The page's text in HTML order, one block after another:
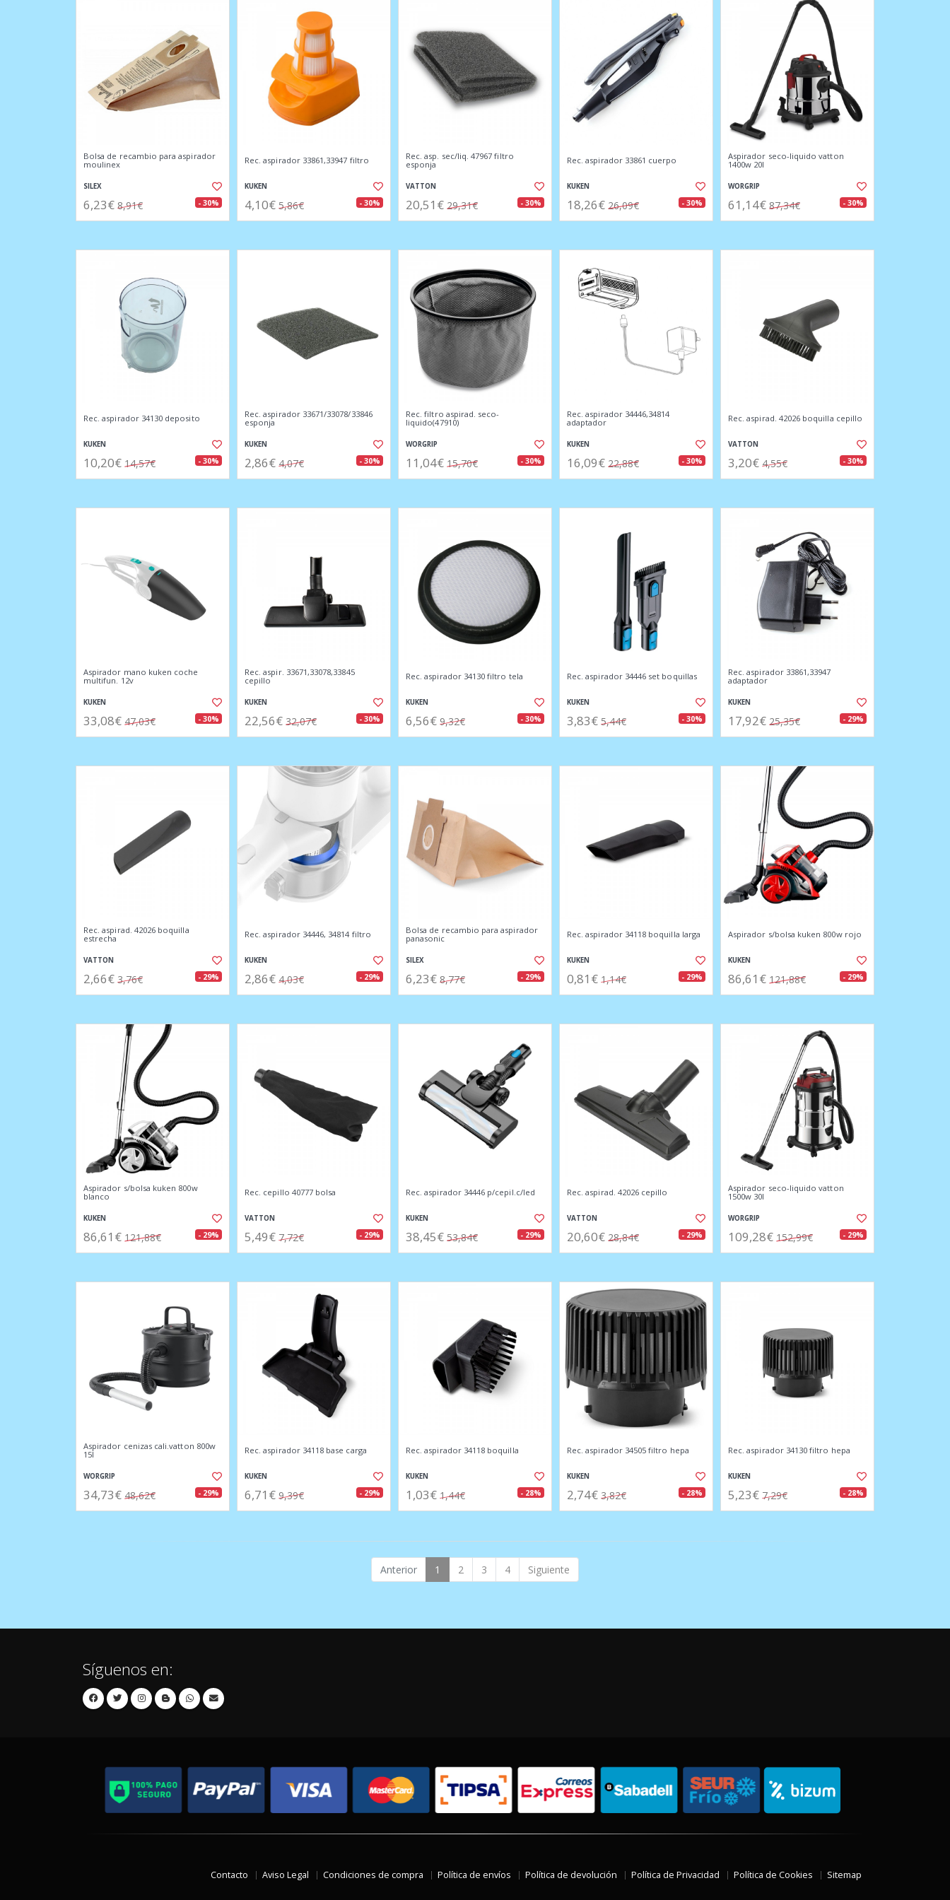
Bolsa de recambio para aspirador
moulinex
SILEX
6,23€ 8,91€ - 30%
Rec. aspirador 33861,33947 filtro
KUKEN
4,10€ 5,86€ - 30%
Rec. asp. sec/liq. 47967 filtro
esponja
VATTON
20,51€ 29,31€ - 30%
Rec. aspirador 33861 cuerpo
KUKEN
18,26€ 26,09€ - 30%
Aspirador seco-liquido vatton
1400w 20l
WORGRIP
61,14€ 87,34€ - 30%
Rec. aspirador 34130 deposito
KUKEN
10,20€ 14,57€ - 30%
Rec. aspirador 33671/33078/33846
esponja
KUKEN
2,86€ 4,07€ - 30%
Rec. filtro aspirad. seco-
liquido(47910)
WORGRIP
11,04€ 15,70€ - 30%
Rec. aspirador 34446,34814
adaptador
KUKEN
16,09€ 22,88€ - 30%
Rec. aspirad. 42026 boquilla cepillo
VATTON
3,20€ 4,55€ - 30%
Aspirador mano kuken coche
multifun. 12v
KUKEN
33,08€ 47,03€ - 30%
Rec. aspir. 33671,33078,33845
cepillo
KUKEN
22,56€ 32,07€ - 30%
Rec. aspirador 34130 filtro tela
KUKEN
6,56€ 9,32€ - 30%
Rec. aspirador 34446 set boquillas
KUKEN
3,83€ 5,44€ - 30%
Rec. aspirador 33861,33947
adaptador
KUKEN
17,92€ 25,35€ - 29%
Rec. aspirad. 42026 boquilla
estrecha
VATTON
2,66€ 3,76€ - 29%
Rec. aspirador 34446, 34814 filtro
KUKEN
2,86€ 4,03€ - 29%
Bolsa de recambio para aspirador
panasonic
SILEX
6,23€ 8,77€ - 29%
Rec. aspirador 34118 boquilla larga
KUKEN
0,81€ 1,14€ - 29%
Aspirador s/bolsa kuken 800w rojo
KUKEN
86,61€ 121,88€ - 29%
Aspirador s/bolsa kuken 800w
blanco
KUKEN
86,61€ 121,88€ - 29%
Rec. cepillo 40777 bolsa
VATTON
5,49€ 7,72€ - 29%
Rec. aspirador 34446 p/cepil.c/led
KUKEN
38,45€ 53,84€ - 29%
Rec. aspirad. 42026 cepillo
VATTON
20,60€ 28,84€ - 29%
Aspirador seco-liquido vatton
1500w 30l
WORGRIP
109,28€ 152,99€ - 29%
Aspirador cenizas cali.vatton 800w
15l
WORGRIP
34,73€ 48,62€ - 29%
Rec. aspirador 34118 base carga
KUKEN
6,71€ 9,39€ - 29%
Rec. aspirador 34118 boquilla
KUKEN
1,03€ 1,44€ - 28%
Rec. aspirador 34505 filtro hepa
KUKEN
2,74€ 3,82€ - 28%
Rec. aspirador 34130 filtro hepa
KUKEN
5,23€ 7,29€ - 28%
Anterior 1 2 3 4 Siguiente
Síguenos en:
Contacto Aviso Legal Condiciones de compra Política de envíos Política de devolución Política de Privacidad Política de Cookies Sitemap